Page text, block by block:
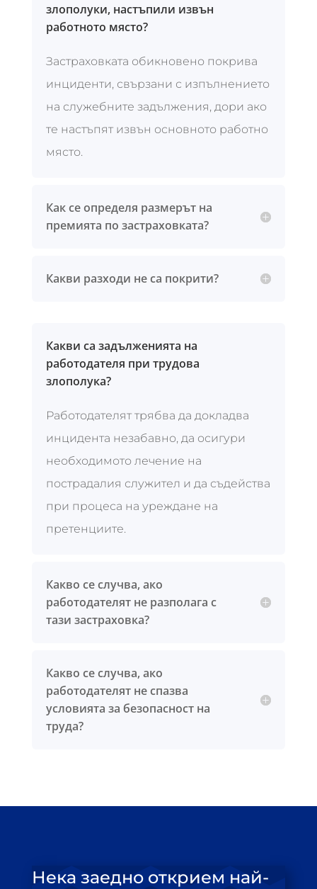
злополуки, настъпили извън
работното място?
Застраховката обикновено покрива
инциденти, свързани с изпълнението
на служебните задължения, дори ако
те настъпят извън основното работно
място.
Как се определя размерът на
премията по застраховката?
Какви разходи не са покрити?
Какви са задълженията на
работодателя при трудова
злополука?
Работодателят трябва да докладва
инцидента незабавно, да осигури
необходимото лечение на
пострадалия служител и да съдейства
при процеса на уреждане на
претенциите.
Какво се случва, ако
работодателят не разполага с
тази застраховка?
Какво се случва, ако
работодателят не спазва
условията за безопасност на
труда?
Нека заедно открием най-